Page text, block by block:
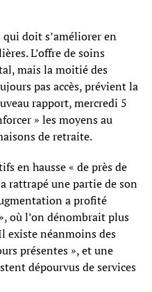
qui doit s’améliorer en
L’offre de soins
mais la moitié des
pas accès, prévient la
rapport, mercredi 5
» les moyens au
de retraite.
en hausse « de près de
rattrapé une partie de son
a profité
où l’on dénombrait plus
existe néanmoins des
présentes », et une
dépourvus de services